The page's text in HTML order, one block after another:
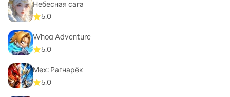
Небесная сага
5.0
Whoa Adventure
5.0
Мех: Рагнарёк
5.0